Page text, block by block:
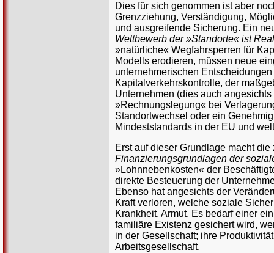
Dies für sich genommen ist aber
Grenzziehung, Verständigung,
und ausgreifende Sicherung. Ein
Wettbewerb der »Standorte« ist
»natürliche« Wegfahrsperren für
Modells erodieren, müssen neue
unternehmerischen
Kapitalverkehrskontrolle, der
Unternehmen (dies auch
»Rechnungslegung« bei
Standortwechsel oder ein
Mindeststandards in der EU und
Erst auf dieser Grundlage macht
Finanzierungsgrundlagen der
»Lohnnebenkosten« der
direkte Besteuerung der
Ebenso hat angesichts der
Kraft verloren, welche soziale
Krankheit, Armut. Es bedarf einer
familiäre Existenz gesichert wird,
in der Gesellschaft; ihre
Arbeitsgesellschaft.